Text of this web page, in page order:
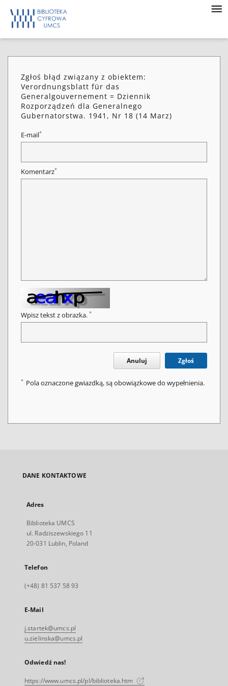
Zgłoś błąd związany z obiektem:
Verordnungsblatt für das
Generalgouvernement = Dziennik
Rozporządzeń dla Generalnego
Gubernatorstwa. 1941, Nr 18 (14 Marz)
E-mail*
Komentarz*
Wpisz tekst z obrazka. *
Anuluj Zgłoś
* Pola oznaczone gwiazdką, są obowiązkowe do wypełnienia.
DANE KONTAKTOWE
Adres
Biblioteka UMCS
ul. Radziszewskiego 11
20-031 Lublin, Poland
Telefon
(+48) 81 537 58 93
E-Mail
j.startek@umcs.pl
u.zielinska@umcs.pl
Odwiedź nas!
https://www.umcs.pl/pl/biblioteka.htm